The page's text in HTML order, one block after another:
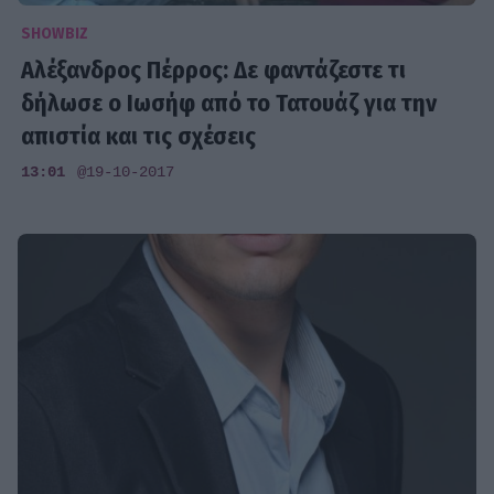
SHOWBIZ
Αλέξανδρος Πέρρος: Δε φαντάζεστε τι
δήλωσε ο Ιωσήφ από το Τατουάζ για την
απιστία και τις σχέσεις
13:01 @19-10-2017